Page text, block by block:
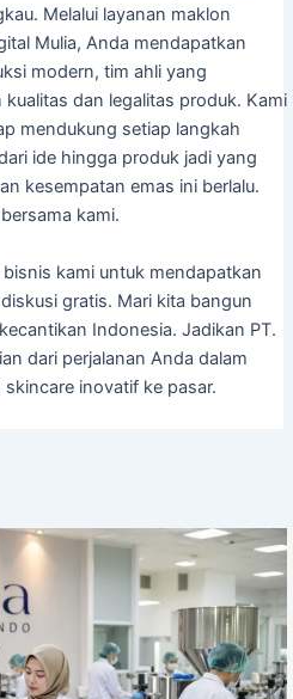
Melalui layanan maklon
Mulia, Anda mendapatkan
modern, tim ahli yang
dan legalitas produk. Kami
mendukung setiap langkah
ide hingga produk jadi yang
kesempatan emas ini berlalu.
kami.
kami untuk mendapatkan
gratis. Mari kita bangun
Indonesia. Jadikan PT.
dari perjalanan Anda dalam
inovatif ke pasar.